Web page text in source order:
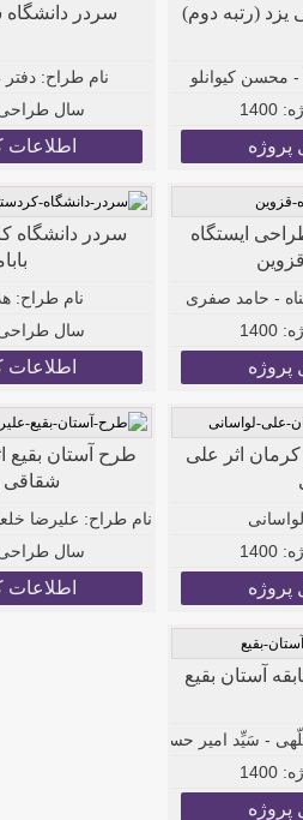
(رتبه دوم)
- محسن کیوانلو
1400
پروژه
سردر
نام طراح:
سال طراحی
اطلاعات
ایستگاه
- حامد صفری
1400
پروژه
سردر دانشگاه
نام طراح:
سال طراحی
اطلاعات
اثر علی
1400
پروژه
طرح آستان بقیع
شقاقی
نام طراح: علیرضا
سال طراحی
اطلاعات
آستان بقیع
- سَیِّد امیر حسینی - محمدرضا رحیم
1400
پروژه